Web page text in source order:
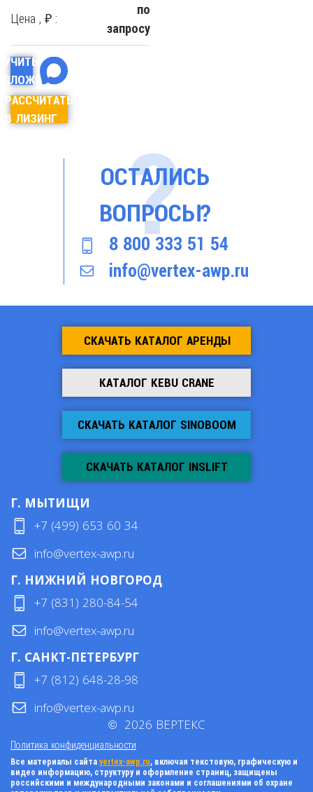
Цена , ₽ :
по
запросу
РАССЧИТАТЬ
В ЛИЗИНГ
ОСТАЛИСЬ
ВОПРОСЫ?
8 800 333 51 54
info@vertex-awp.ru
СКАЧАТЬ КАТАЛОГ АРЕНДЫ
КАТАЛОГ KEBU CRANE
СКАЧАТЬ КАТАЛОГ SINOBOOM
СКАЧАТЬ КАТАЛОГ INSLIFT
Г. МЫТИЩИ
+7 (499) 653 60 34
info@vertex-awp.ru
Г. НИЖНИЙ НОВГОРОД
+7 (831) 280-84-54
info@vertex-awp.ru
Г. САНКТ-ПЕТЕРБУРГ
+7 (812) 648-28-98
info@vertex-awp.ru
Политика конфиденциальности
© 2026 ВЕРТЕКС
Все материалы сайта vertex-awp.ru, включая текстовую, графическую и
видео информацию, структуру и оформление страниц, защищены
российскими и международными законами и соглашениями об охране